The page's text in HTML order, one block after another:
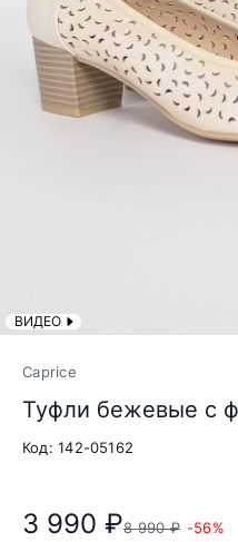
ВИДЕО
Caprice
Туфли бежевые с
Код: 142-05162
3 990 ₽8 990 ₽ -56%